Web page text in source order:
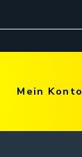
Mein Konto